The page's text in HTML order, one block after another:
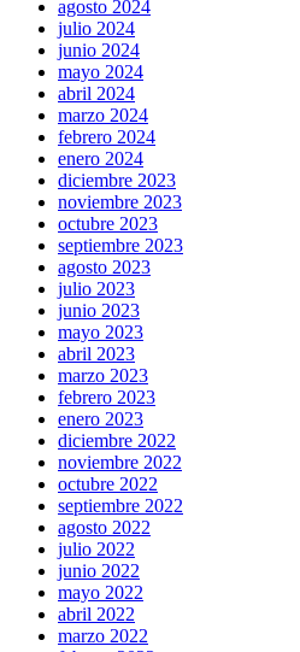
agosto 2024
julio 2024
junio 2024
mayo 2024
abril 2024
marzo 2024
febrero 2024
enero 2024
diciembre 2023
noviembre 2023
octubre 2023
septiembre 2023
agosto 2023
julio 2023
junio 2023
mayo 2023
abril 2023
marzo 2023
febrero 2023
enero 2023
diciembre 2022
noviembre 2022
octubre 2022
septiembre 2022
agosto 2022
julio 2022
junio 2022
mayo 2022
abril 2022
marzo 2022